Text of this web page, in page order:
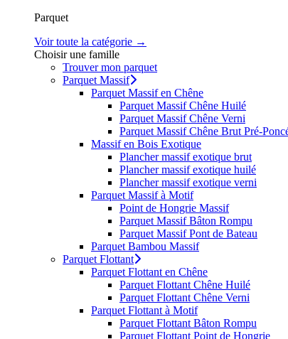
Parquet
Voir toute la catégorie →
Choisir une famille
Trouver mon parquet
Parquet Massif
Parquet Massif en Chêne
Parquet Massif Chêne Huilé
Parquet Massif Chêne Verni
Parquet Massif Chêne Brut Pré-
Massif en Bois Exotique
Plancher massif exotique brut
Plancher massif exotique huilé
Plancher massif exotique verni
Parquet Massif à Motif
Point de Hongrie Massif
Parquet Massif Bâton Rompu
Parquet Massif Pont de Bateau
Parquet Bambou Massif
Parquet Flottant
Parquet Flottant en Chêne
Parquet Flottant Chêne Huilé
Parquet Flottant Chêne Verni
Parquet Flottant à Motif
Parquet Flottant Bâton Rompu
Parquet Flottant Point de Hongrie